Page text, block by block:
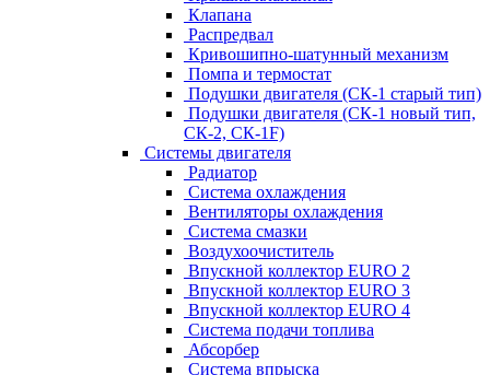
Клапана
Распредвал
Кривошипно-шатунный механизм
Помпа и термостат
Подушки двигателя (СК-1 старый тип)
Подушки двигателя (СК-1 новый тип,
СК-2, СК-1F)
Системы двигателя
Радиатор
Система охлаждения
Вентиляторы охлаждения
Система смазки
Воздухоочиститель
Впускной коллектор EURO 2
Впускной коллектор EURO 3
Впускной коллектор EURO 4
Система подачи топлива
Абсорбер
Система впрыска